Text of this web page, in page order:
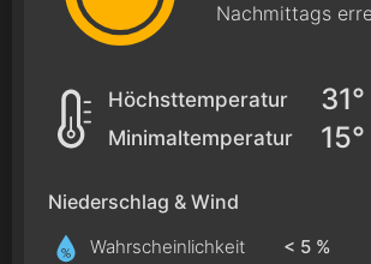
Nachmittags
Höchsttemperatur 31°
Minimaltemperatur 15°
Niederschlag & Wind
Wahrscheinlichkeit
< 5 %